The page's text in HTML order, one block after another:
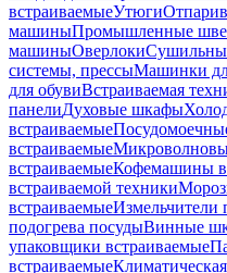
встраиваемыеУтюги
машиныПромышленные
машиныОверлоки
системы, прессыМашинки
для обувиВстраиваемая
панелиДуховые шкафы
встраиваемые
встраиваемые
встраиваемыеКофемашины
встраиваемой техники
встраиваемыеИзмельчители
подогрева посудыВинные
упаковщики встраиваемые
встраиваемые